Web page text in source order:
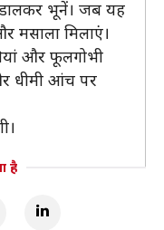
भूनें। जब यह
मसाला मिलाएं।
और फूलगोभी
धीमी आंच पर
है